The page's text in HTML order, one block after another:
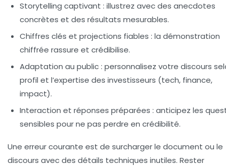
Storytelling captivant : illustrez avec des anecdotes
concrètes et des résultats mesurables.
Chiffres clés et projections fiables : la démonstration
chiffrée rassure et crédibilise.
Adaptation au public: personnalisez votre discours
profil et l’expertise des investisseurs (tech, finance,
impact).
Interaction et réponses préparées : anticipez les
sensibles pour ne pas perdre en crédibilité.
Une erreur courante est de surcharger le document ou le
discours avec des détails techniques inutiles. Rester